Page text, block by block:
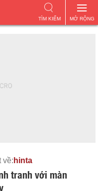
MỞ RỘNG
TÌM KIẾM
về: hinta
tranh với màn